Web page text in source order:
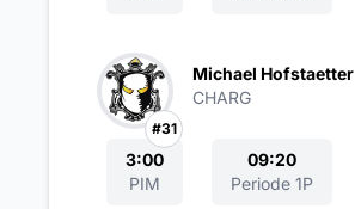
#31
Michael Hofstaetter
CHARG
3:00
PIM
09:20
Periode 1P